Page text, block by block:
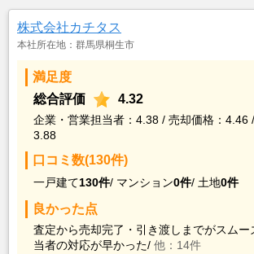
株式会社カチタス
本社所在地：群馬県桐生市
満足度
総合評価
4.32
企業・営業担当者：4.38 / 売却価格：4.46
3.88
口コミ数(130件)
一戸建て130件/ マンション0件/ 土地0件
良かった点
査定から売却完了・引き渡しまでがスムー
当者の対応が早かった/ 他：14件